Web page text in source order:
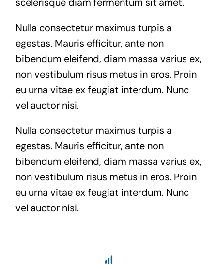
Nulla consectetur maximus turpis a
egestas. Mauris efficitur, ante non
bibendum eleifend, diam massa varius ex,
non vestibulum risus metus in eros. Proin
eu urna vitae ex feugiat interdum. Nunc
vel auctor nisi.
Nulla consectetur maximus turpis a
egestas. Mauris efficitur, ante non
bibendum eleifend, diam massa varius ex,
non vestibulum risus metus in eros. Proin
eu urna vitae ex feugiat interdum. Nunc
vel auctor nisi.